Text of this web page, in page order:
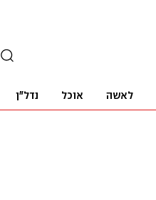
לאשה אוכל נדל"ן